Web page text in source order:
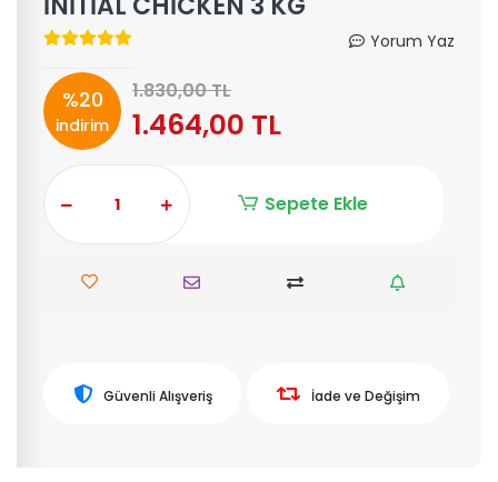
Yorum Yaz
%20
indirim
1.830,00 TL
1.464,00 TL
Sepete Ekle
Güvenli Alışveriş İade ve Değişim